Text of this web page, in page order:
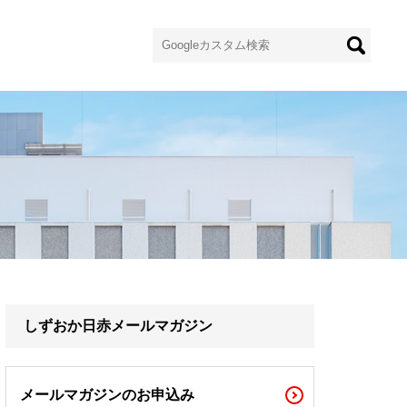
しずおか日赤メールマガジン
メールマガジンのお申込み